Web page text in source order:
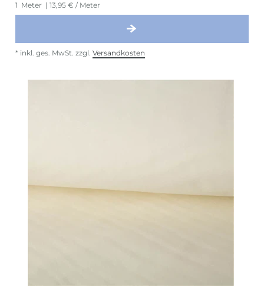
1 Meter | 13,95 € / Meter
* inkl. ges. MwSt. zzgl. Versandkosten